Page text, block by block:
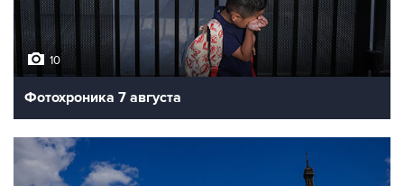
10
Фотохроника 7 августа